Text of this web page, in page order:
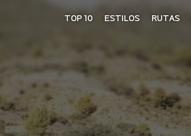
TOP 10 ESTILOS RUTAS